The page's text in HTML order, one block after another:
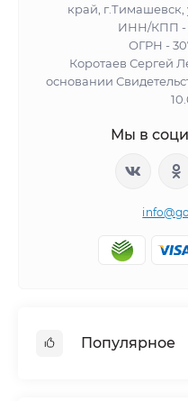
край, г.Тимашевск,
ИНН/КПП -
ОГРН -
Коротаев Сергей
основании
Мы в
Популярное